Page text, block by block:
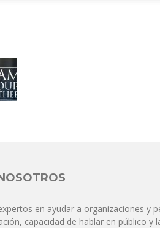
en ayudar a organizaciones y
capacidad de hablar en público y